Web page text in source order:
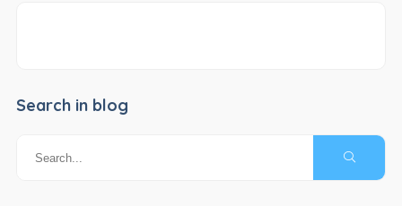
Search in blog